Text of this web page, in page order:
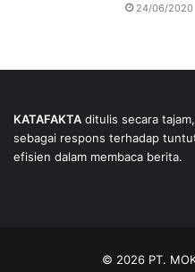
24/06/2020
KATAFAKTA ditulis secara
sebagai respons terhadap
efisien dalam membaca berita.
© 2026 PT.